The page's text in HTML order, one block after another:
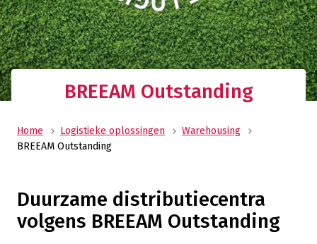
BREEAM Outstanding
Home Logistieke oplossingen
Warehousing
BREEAM Outstanding
Duurzame distributiecentra
volgens BREEAM Outstanding